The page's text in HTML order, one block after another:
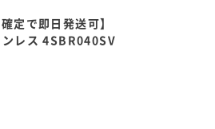
定で即日発送可】
ンレス 4SBR040SV